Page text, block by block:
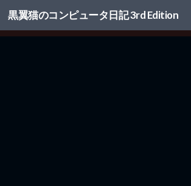
コンテンツへスキップ
黒翼猫のコンピュータ日記 3rd Edition